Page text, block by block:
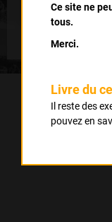
06 août 1989
Ce site ne
tous.
Merci.
Livre du
Il reste des
pouvez en